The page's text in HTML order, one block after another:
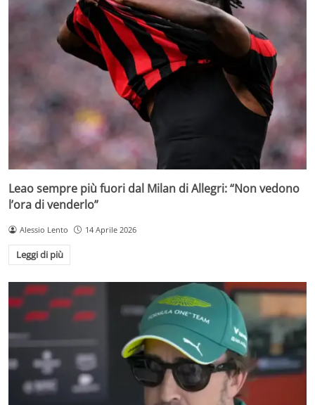
Leao sempre più fuori dal Milan di Allegri: “Non vedono
l’ora di venderlo”
Alessio Lento 14 Aprile 2026
Leggi di più